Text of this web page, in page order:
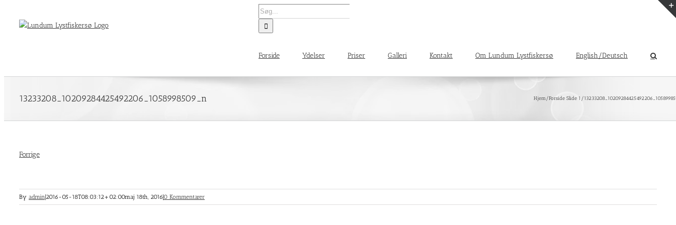
Søg
efter:
Forside Ydelser Priser Galleri Kontakt Om Lundum Lystfiskersø English/Deutsch
13233208_10209284425492206_1058998509_n Hjem/Forside Slide 1 /
Forrige
By admin 2016-05-18T08:03:12+02:00maj 18th, 2016 0 Kommentarer